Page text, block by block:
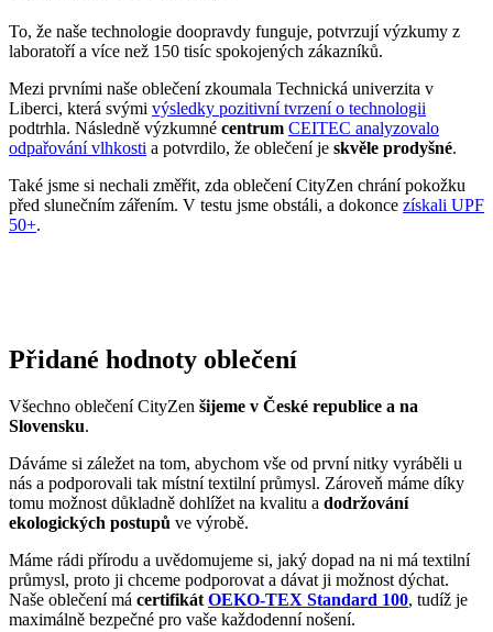
To, že naše technologie doopravdy funguje, potvrzují výzkumy z
laboratoří a více než 150 tisíc spokojených zákazníků.
Mezi prvními naše oblečení zkoumala Technická univerzita v
Liberci, která svými výsledky pozitivní tvrzení o technologii
podtrhla. Následně výzkumné centrum CEITEC analyzovalo
odpařování vlhkosti a potvrdilo, že oblečení je skvěle prodyšné.
Také jsme si nechali změřit, zda oblečení CityZen chrání pokožku
před slunečním zářením. V testu jsme obstáli, a dokonce získali UPF
50+.
Přidané hodnoty oblečení
Všechno oblečení CityZen šijeme v České republice a na
Slovensku.
Dáváme si záležet na tom, abychom vše od první nitky vyráběli u
nás a podporovali tak místní textilní průmysl. Zároveň máme díky
tomu možnost důkladně dohlížet na kvalitu a dodržování
ekologických postupů ve výrobě.
Máme rádi přírodu a uvědomujeme si, jaký dopad na ni má textilní
průmysl, proto ji chceme podporovat a dávat ji možnost dýchat.
Naše oblečení má certifikát OEKO-TEX Standard 100, tudíž je
maximálně bezpečné pro vaše každodenní nošení.